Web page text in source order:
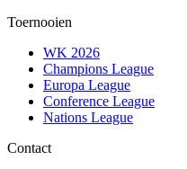
Toernooien
WK 2026
Champions League
Europa League
Conference League
Nations League
Contact